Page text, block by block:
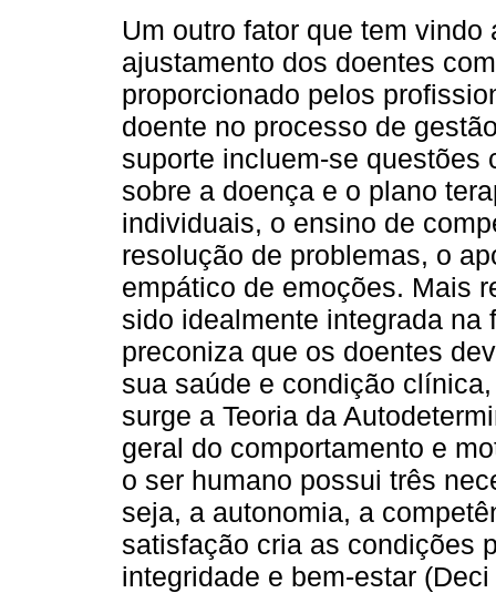
Um outro fator que tem
ajustamento dos doentes
proporcionado pelos
doente no processo de
suporte incluem-se questões
sobre a doença e o plano
individuais, o ensino de
resolução de problemas, o
empático de emoções. Mais
sido idealmente integrada
preconiza que os doentes
sua saúde e condição
surge a Teoria da
geral do comportamento e
o ser humano possui três
seja, a autonomia, a
satisfação cria as condições
integridade e bem-estar